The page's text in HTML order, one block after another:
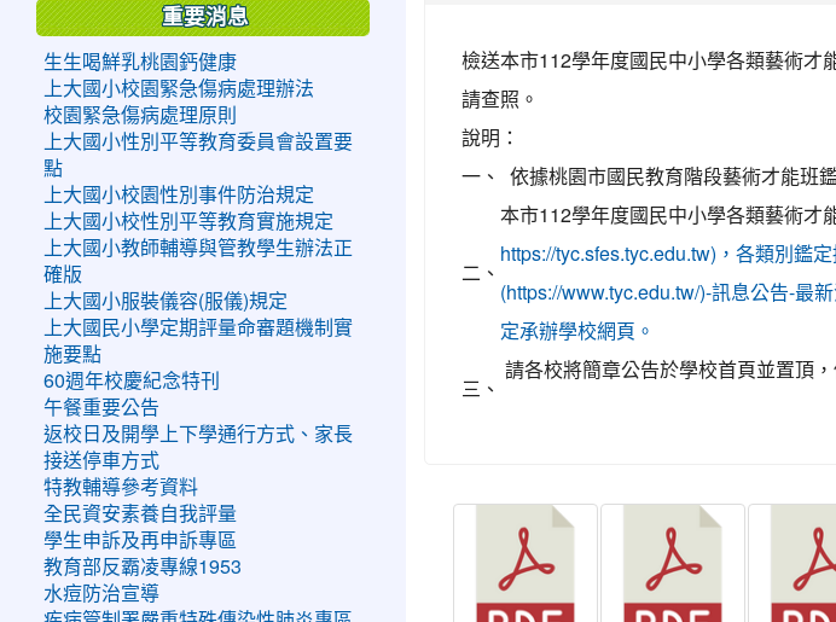
檢送本市112學年度國民中小學各類藝術才
請查照。
說明：
一、
依據桃園市國民教育階段藝術才能班
二、
本市112學年度國民中小學各類藝術才
https://tyc.sfes.tyc.edu.tw)，各類別鑑
(https://www.tyc.edu.tw/)-訊息公告-最
定承辦學校網頁。
三、
請各校將簡章公告於學校首頁並置頂
重要消息
生生喝鮮乳桃園鈣健康
上大國小校園緊急傷病處理辦法
校園緊急傷病處理原則
上大國小性別平等教育委員會設置要
點
上大國小校園性別事件防治規定
上大國小校性別平等教育實施規定
上大國小教師輔導與管教學生辦法正
確版
上大國小服裝儀容(服儀)規定
上大國民小學定期評量命審題機制實
施要點
60週年校慶紀念特刊
午餐重要公告
返校日及開學上下學通行方式、家長
接送停車方式
特教輔導參考資料
全民資安素養自我評量
學生申訴及再申訴專區
教育部反霸凌專線1953
水痘防治宣導